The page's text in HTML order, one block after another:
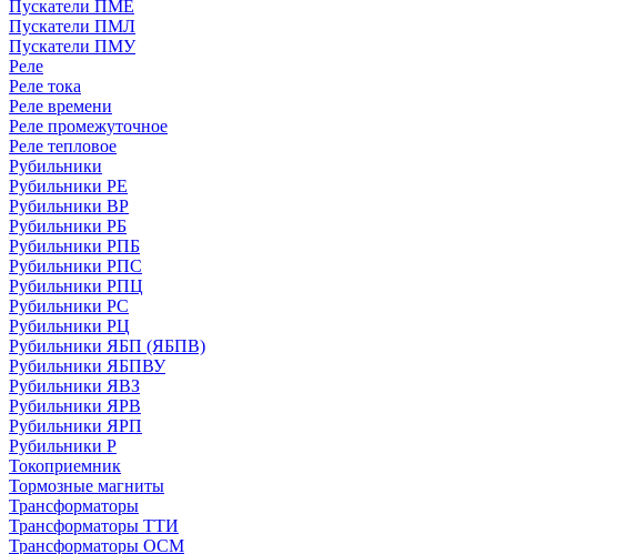
Пускатели ПМЕ
Пускатели ПМЛ
Пускатели ПМУ
Реле
Реле тока
Реле времени
Реле промежуточное
Реле тепловое
Рубильники
Рубильники РЕ
Рубильники ВР
Рубильники РБ
Рубильники РПБ
Рубильники РПС
Рубильники РПЦ
Рубильники РС
Рубильники РЦ
Рубильники ЯБП (ЯБПВ)
Рубильники ЯБПВУ
Рубильники ЯВЗ
Рубильники ЯРВ
Рубильники ЯРП
Рубильники Р
Токоприемник
Тормозные магниты
Трансформаторы
Трансформаторы ТТИ
Трансформаторы ОСМ